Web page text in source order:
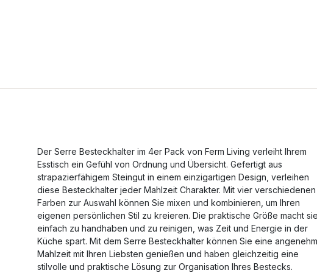
Der Serre Besteckhalter im 4er Pack von Ferm Living verleiht Ihrem
Esstisch ein Gefühl von Ordnung und Übersicht. Gefertigt aus
strapazierfähigem Steingut in einem einzigartigen Design, verleihen
diese Besteckhalter jeder Mahlzeit Charakter. Mit vier verschiedenen
Farben zur Auswahl können Sie mixen und kombinieren, um Ihren
eigenen persönlichen Stil zu kreieren. Die praktische Größe macht
einfach zu handhaben und zu reinigen, was Zeit und Energie in der
Küche spart. Mit dem Serre Besteckhalter können Sie eine
Mahlzeit mit Ihren Liebsten genießen und haben gleichzeitig eine
stilvolle und praktische Lösung zur Organisation Ihres Bestecks.